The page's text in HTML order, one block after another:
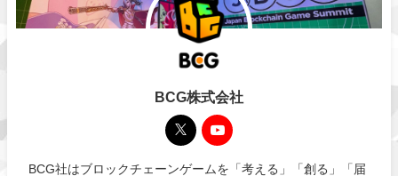
BCG株式会社
BCG社はブロックチェーンゲームを「考える」「創る」「届